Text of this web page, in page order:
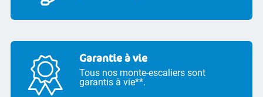
Garantie à vie
Tous nos monte-escaliers sont
garantis à vie**.